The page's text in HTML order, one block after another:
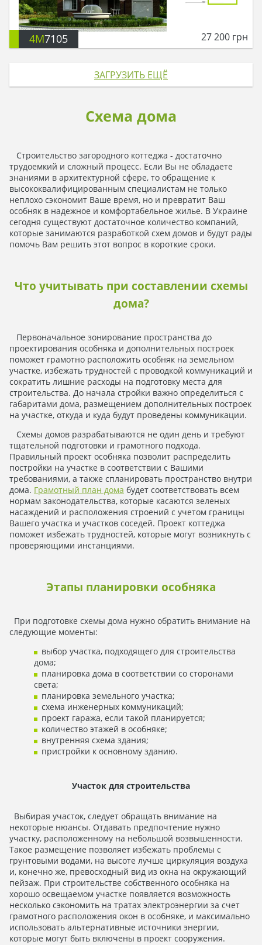
4M7105 27 200 грн
ЗАГРУЗИТЬ ЕЩЁ
Схема дома
Строительство загородного коттеджа - достаточно
трудоемкий и сложный процесс. Если Вы не обладаете
знаниями в архитектурной сфере, то обращение к
высококвалифицированным специалистам не только
неплохо сэкономит Ваше время, но и превратит Ваш
особняк в надежное и комфортабельное жилье. В Украине
сегодня существуют достаточное количество компаний,
которые занимаются разработкой схем домов и будут рады
помочь Вам решить этот вопрос в короткие сроки.
Что учитывать при составлении схемы
дома?
Первоначальное зонирование пространства до
проектирования особняка и дополнительных построек
поможет грамотно расположить особняк на земельном
участке, избежать трудностей с проводкой коммуникаций и
сократить лишние расходы на подготовку места для
строительства. До начала стройки важно определиться с
габаритами дома, размещением дополнительных построек
на участке, откуда и куда будут проведены коммуникации.
Схемы домов разрабатываются не один день и требуют
тщательной подготовки и грамотного подхода.
Правильный проект особняка позволит распределить
постройки на участке в соответствии с Вашими
требованиями, а также спланировать пространство внутри
дома. Грамотный план дома будет соответствовать всем
нормам законодательства, которые касаются зеленых
насаждений и расположения строений с учетом границы
Вашего участка и участков соседей. Проект коттеджа
поможет избежать трудностей, которые могут возникнуть с
проверяющими инстанциями.
Этапы планировки особняка
При подготовке схемы дома нужно обратить внимание на
следующие моменты:
выбор участка, подходящего для строительства
дома;
планировка дома в соответствии со сторонами
света;
планировка земельного участка;
схема инженерных коммуникаций;
проект гаража, если такой планируется;
количество этажей в особняке;
внутренняя схема здания;
пристройки к основному зданию.
Участок для строительства
Выбирая участок, следует обращать внимание на
некоторые нюансы. Отдавать предпочтение нужно
участку, расположенному на небольшой возвышенности.
Такое размещение позволяет избежать проблемы с
грунтовыми водами, на высоте лучше циркуляция воздуха
и, конечно же, превосходный вид из окна на окружающий
пейзаж. При строительстве собственного особняка на
хорошо освещаемом участке появляется возможность
несколько сэкономить на тратах электроэнергии за счет
грамотного расположения окон в особняке, и максимально
использовать альтернативные источники энергии,
которые могут быть включены в проект сооружения.